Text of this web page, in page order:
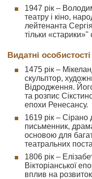
1947 рік –
театру і кіно,
лейтенанта
тільки
Видатні особистості
1475 рік –
скульптор,
Відродження.
та розпис
епохи Ренесансу.
1619 рік –
письменник,
основою для
театральних
1806 рік –
Вікторіанської
вплив на розвиток